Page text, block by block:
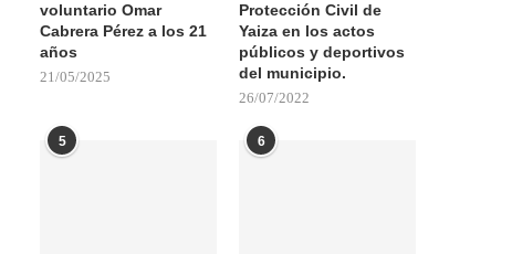
voluntario Omar
Cabrera Pérez a los 21
años
21/05/2025
Protección Civil de
Yaiza en los actos
públicos y deportivos
del municipio.
26/07/2022
5 6